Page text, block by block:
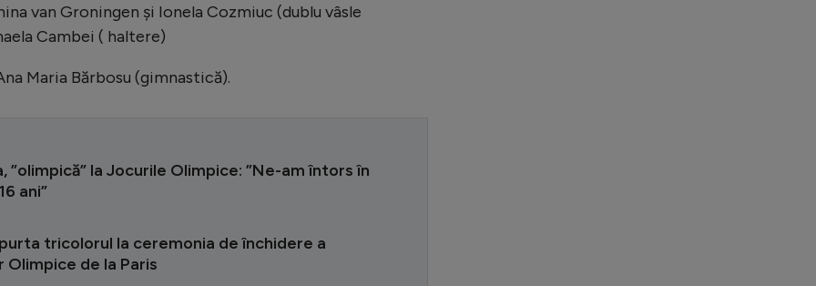
van Groningen și Ionela Cozmiuc (dublu vâsle
Cambei ( haltere)
Maria Bărbosu (gimnastică).
”olimpică” la Jocurile Olimpice: ”Ne-am întors în
ani”
tricolorul la ceremonia de închidere a
Olimpice de la Paris